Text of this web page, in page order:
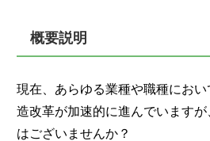
概要説明
現在、あらゆる業種や職種にお
造改革が加速的に進んでいます
はございませんか？